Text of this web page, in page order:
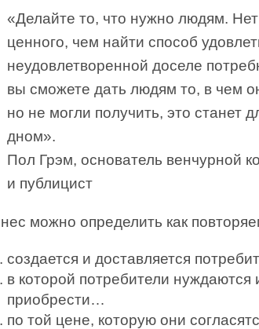
«Делайте то, что нужно людям.
ценного, чем найти способ
неудовлетворенной доселе
вы сможете дать людям то, в чем
но не могли получить, это станет
дном».
Пол Грэм, основатель венчурной
и публицист
можно определить как
создается и доставляется
в которой потребители нуждаются
приобрести…
по той цене, которую они